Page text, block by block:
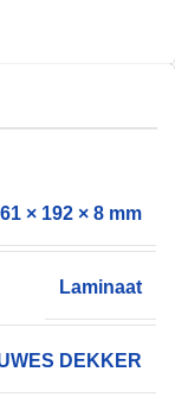
× 192 × 8 mm
Laminaat
DEKKER